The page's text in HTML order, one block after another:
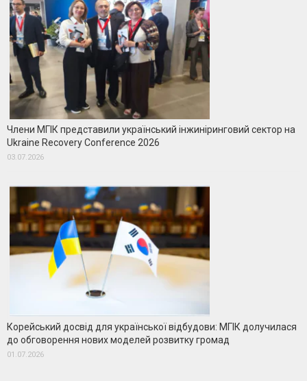
Члени МГІК представили український інжиніринговий сектор на
Ukraine Recovery Conference 2026
03.07.2026
Корейський досвід для української відбудови: МГІК долучилася
до обговорення нових моделей розвитку громад
01.07.2026